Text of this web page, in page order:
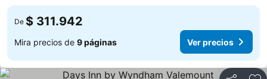
De $ 311.942
Mira precios de 9 páginas Ver precios